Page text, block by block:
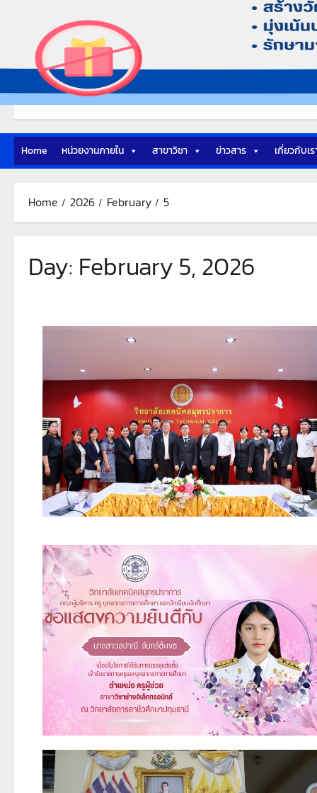
Home หน่วยงานภายใน สาขาวิชา ข่าวสาร เกี่ยวกับเร
Home 2026 February 5
Day: February 5, 2026